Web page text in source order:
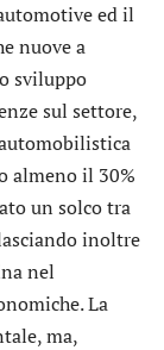
ed il
nuove a
sviluppo
sul settore,
almeno il 30%
un solco tra
inoltre
nel
La
ma,